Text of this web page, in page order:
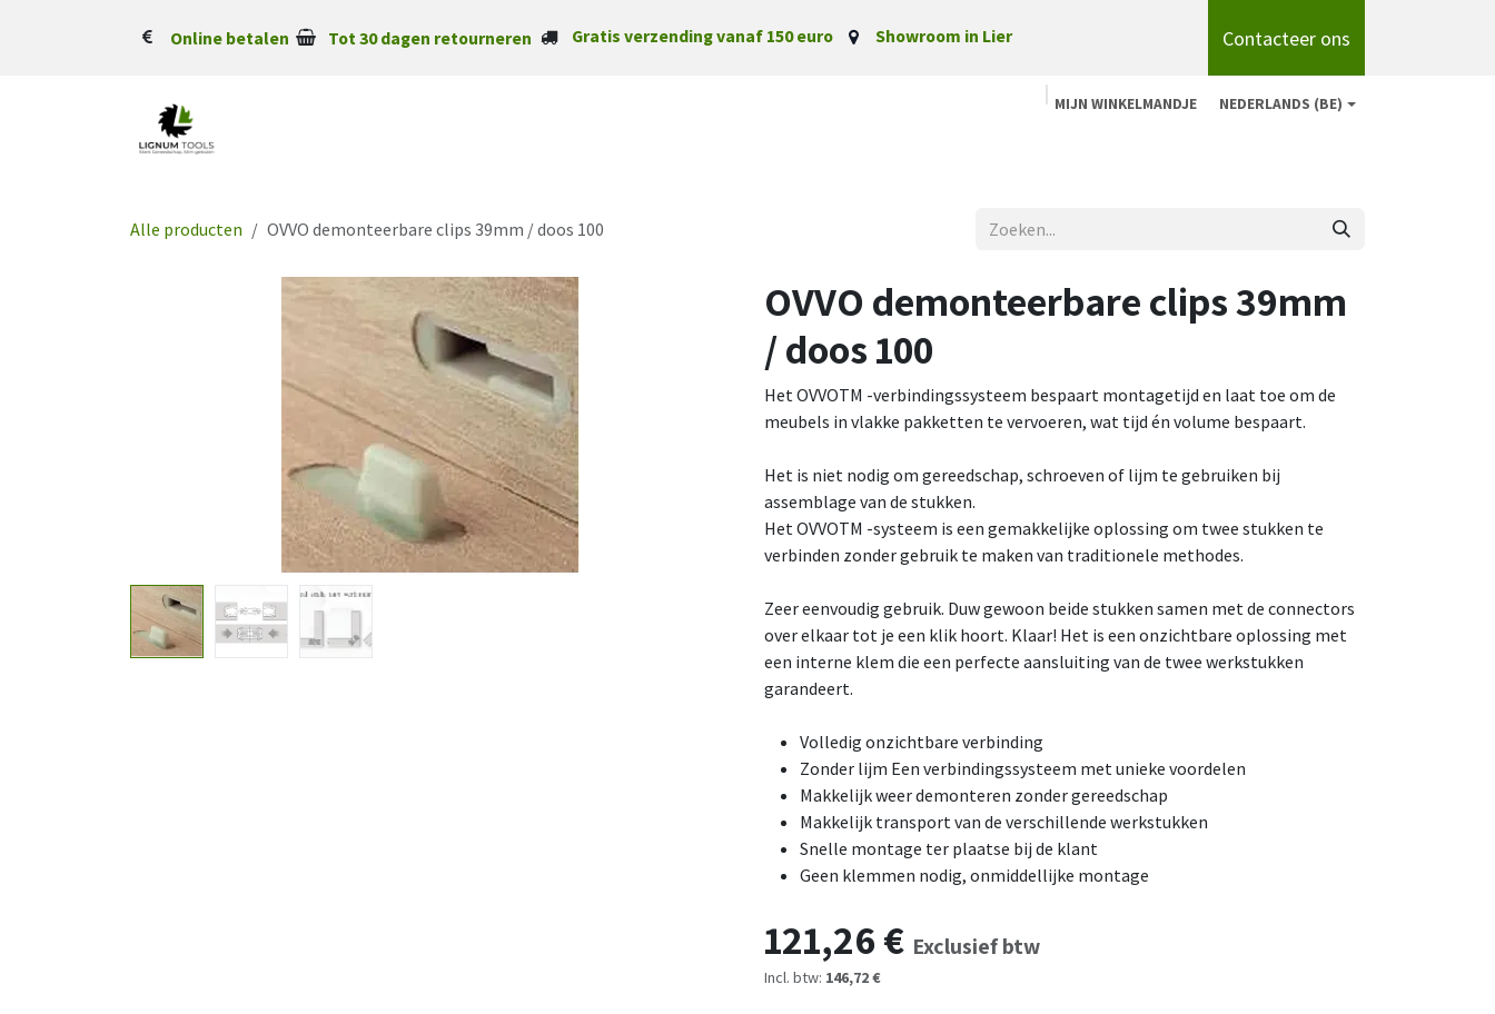
Online betalen Tot 30 dagen retourneren Gratis verzending vanaf 150 euro Showroom in Lier Contacteer ons
MIJN WINKELMANDJE NEDERLANDS (BE)
Alle producten OVVO demonteerbare clips 39mm / doos 100
OVVO demonteerbare clips 39mm
/ doos 100
Het OVVOTM -verbindingssysteem bespaart montagetijd en laat toe om de
meubels in vlakke pakketten te vervoeren, wat tijd én volume bespaart.
Het is niet nodig om gereedschap, schroeven of lijm te gebruiken bij
assemblage van de stukken.
Het OVVOTM -systeem is een gemakkelijke oplossing om twee stukken te
verbinden zonder gebruik te maken van traditionele methodes.
Zeer eenvoudig gebruik. Duw gewoon beide stukken samen met de connectors
over elkaar tot je een klik hoort. Klaar! Het is een onzichtbare oplossing met
een interne klem die een perfecte aansluiting van de twee werkstukken
garandeert.
Volledig onzichtbare verbinding
Zonder lijm Een verbindingssysteem met unieke voordelen
Makkelijk weer demonteren zonder gereedschap
Makkelijk transport van de verschillende werkstukken
Snelle montage ter plaatse bij de klant
Geen klemmen nodig, onmiddellijke montage
121,26€ Exclusief btw
Incl. btw: 146,72 €